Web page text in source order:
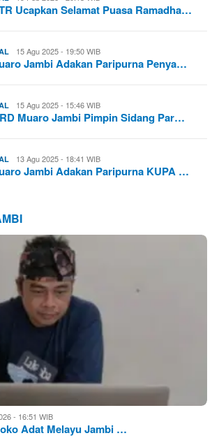
Ucapkan Selamat Puasa Ramadha…
15 Agu 2025 - 19:50 WIB
Jambi Adakan Paripurna Penya…
15 Agu 2025 - 15:46 WIB
Muaro Jambi Pimpin Sidang Par…
13 Agu 2025 - 18:41 WIB
Jambi Adakan Paripurna KUPA …
- 16:51 WIB
Adat Melayu Jambi …